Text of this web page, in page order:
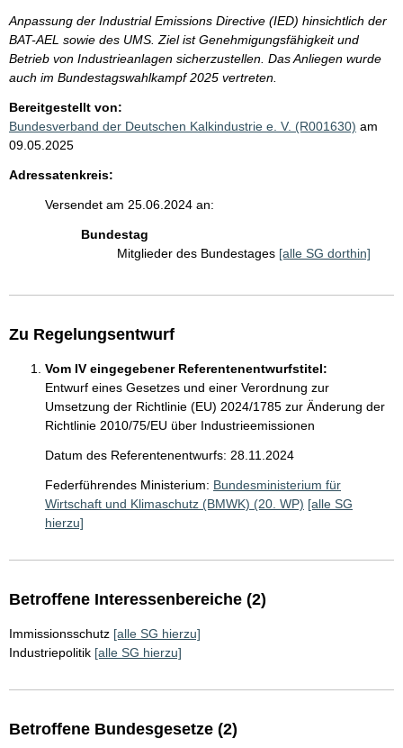
Anpassung der Industrial Emissions Directive (IED) hinsichtlich der
BAT-AEL sowie des UMS. Ziel ist Genehmigungsfähigkeit und
Betrieb von Industrieanlagen sicherzustellen. Das Anliegen wurde
auch im Bundestagswahlkampf 2025 vertreten.
Bereitgestellt von:
Bundesverband der Deutschen Kalkindustrie e. V. (R001630) am
09.05.2025
Adressatenkreis:
Versendet am 25.06.2024 an:
Bundestag
Mitglieder des Bundestages [alle SG dorthin]
Zu Regelungsentwurf
Vom IV eingegebener Referentenentwurfstitel:
Entwurf eines Gesetzes und einer Verordnung zur
Umsetzung der Richtlinie (EU) 2024/1785 zur Änderung der
Richtlinie 2010/75/EU über Industrieemissionen
Datum des Referentenentwurfs: 28.11.2024
Federführendes Ministerium: Bundesministerium für
Wirtschaft und Klimaschutz (BMWK) (20. WP) [alle SG
hierzu]
Betroffene Interessenbereiche (2)
Immissionsschutz [alle SG hierzu]
Industriepolitik [alle SG hierzu]
Betroffene Bundesgesetze (2)